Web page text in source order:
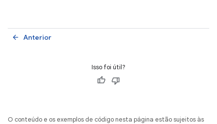
Anterior
arrow_back
Isso foi útil?
O conteúdo e os exemplos de código nesta página estão sujeitos às